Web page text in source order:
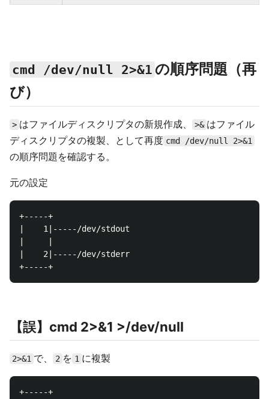
cmd /dev/null 2>&1 の順序問題（再
び）
> はファイルディスクリプタの新規作成、 >& はファイル
ディスクリプタの複製、として再度 cmd /dev/null 2>&1
の順序問題を確認する。
元の設定
+-----+
|    1|-----/dev/stdout
|    2|-----/dev/stderr
【誤】cmd 2>&1 >/dev/null
2>&1 で、 2 を 1 に複製
+-----+